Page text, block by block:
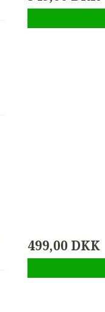
499,00 DKK